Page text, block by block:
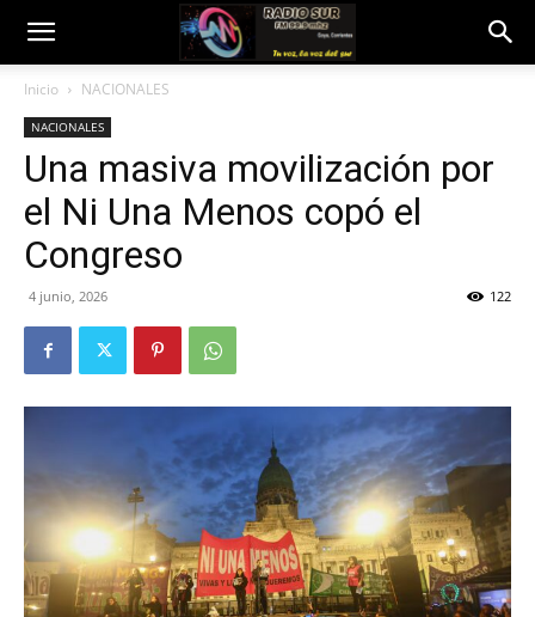
Inicio NACIONALES
NACIONALES
Una masiva movilización por
el Ni Una Menos copó el
Congreso
4 junio, 2026 122